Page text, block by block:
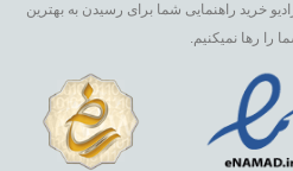
خرید راهنمایی شما برای رسیدن به بهترین
را رها نمیکنیم.